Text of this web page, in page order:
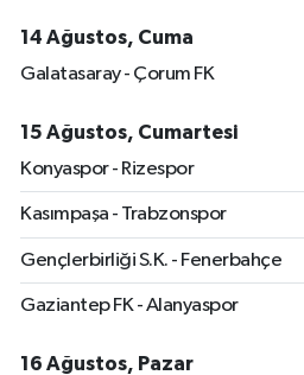
14 Ağustos, Cuma
Galatasaray - Çorum FK
15 Ağustos, Cumartesi
Konyaspor - Rizespor
Kasımpaşa - Trabzonspor
Gençlerbirliği S.K. - Fenerbahçe
Gaziantep FK - Alanyaspor
16 Ağustos, Pazar